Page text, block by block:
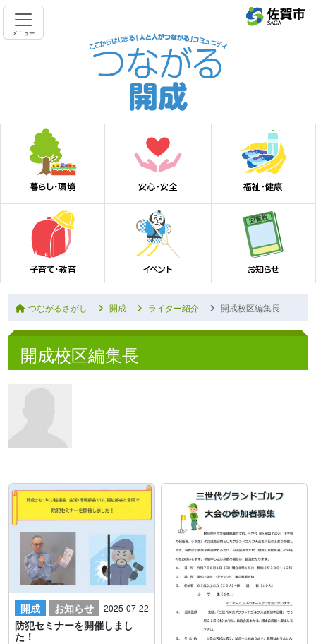
メニュー
つながるさがし 開成 ライター紹介 開成校区編集長
開成校区編集長
開成 お知らせ 2025-07-22
防犯セミナーを開催しまし
た！